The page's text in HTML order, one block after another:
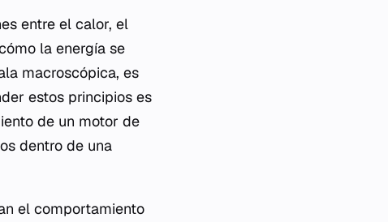
entre el calor, el
la energía se
macroscópica, es
estos principios es
de un motor de
dentro de una
el comportamiento